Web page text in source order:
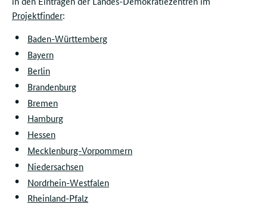
Projektfinder:
Baden-Württemberg
Bayern
Berlin
Brandenburg
Bremen
Hamburg
Hessen
Mecklenburg-Vorpommern
Niedersachsen
Nordrhein-Westfalen
Rheinland-Pfalz